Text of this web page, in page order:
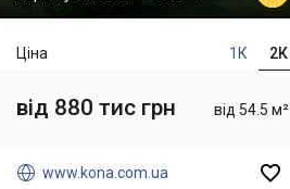
1К 2К
Ціна
від 54.5 м²
від 880 тис грн
 www.kona.com.ua 